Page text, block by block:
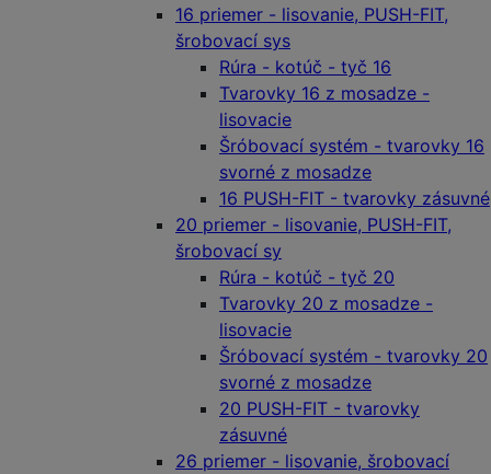
16 priemer - lisovanie, PUSH-FIT,
šrobovací sys
Rúra - kotúč - tyč 16
Tvarovky 16 z mosadze -
lisovacie
Šróbovací systém - tvarovky 16
svorné z mosadze
16 PUSH-FIT - tvarovky zásuvné
20 priemer - lisovanie, PUSH-FIT,
šrobovací sy
Rúra - kotúč - tyč 20
Tvarovky 20 z mosadze -
lisovacie
Šróbovací systém - tvarovky 20
svorné z mosadze
20 PUSH-FIT - tvarovky
zásuvné
26 priemer - lisovanie, šrobovací